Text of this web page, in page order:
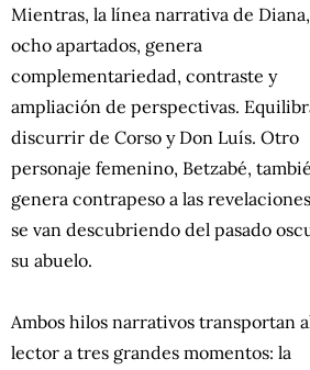
Mientras, la línea narrativa de
ocho apartados, genera
complementariedad, contraste y
ampliación de perspectivas.
discurrir de Corso y Don Luís. Otro
personaje femenino, Betzabé,
genera contrapeso a las
se van descubriendo del pasado
su abuelo.
Ambos hilos narrativos transportan
lector a tres grandes momentos: la